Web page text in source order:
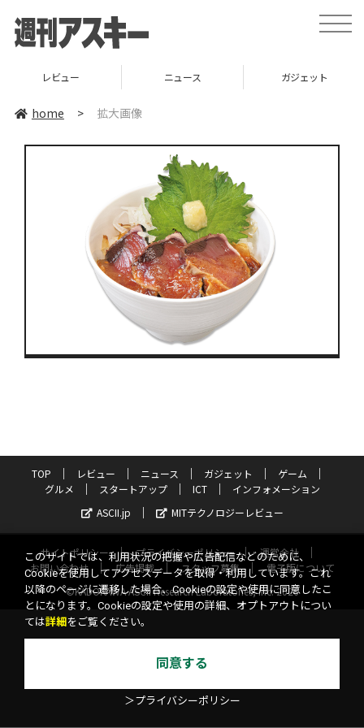
toggle
レビュー ニュース ガジェット
home > 拡大画像
TOP レビュー ニュース ガジェット
ゲーム
グルメ
スタートアップ ICT
インフォメーション
ASCII.jp
MITテクノロジーレビュー
サイトポリシー プライバシーポリシー
運営会社
お問い合わせ
広告掲載 スタッフ募集
電子版について
©KADOKAWA ASCII Research Laboratories, Inc. 2026
このサイトでは、利用状況の把握や広告配信などのために、
Cookieを使用してアクセスデータを取得・利用しています。これ
以降のページに遷移した場合、Cookieの設定や使用に同意したこ
とになります。Cookieの設定や使用の詳細、オプトアウトについ
ては詳細 をご覧ください。
同意する
＞プライバシーポリシー